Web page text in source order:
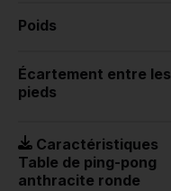
Poids
Écartement entre les
pieds
Caractéristiques
Table de ping-pong
anthracite ronde